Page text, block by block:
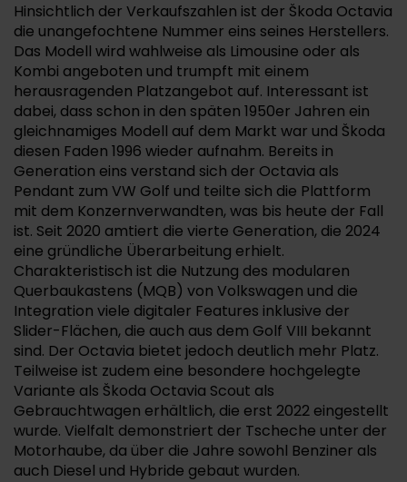
Hinsichtlich der Verkaufszahlen ist der Škoda Octavia
die unangefochtene Nummer eins seines Herstellers.
Das Modell wird wahlweise als Limousine oder als
Kombi angeboten und trumpft mit einem
herausragenden Platzangebot auf. Interessant ist
dabei, dass schon in den späten 1950er Jahren ein
gleichnamiges Modell auf dem Markt war und Škoda
diesen Faden 1996 wieder aufnahm. Bereits in
Generation eins verstand sich der Octavia als
Pendant zum VW Golf und teilte sich die Plattform
mit dem Konzernverwandten, was bis heute der Fall
ist. Seit 2020 amtiert die vierte Generation, die 2024
eine gründliche Überarbeitung erhielt.
Charakteristisch ist die Nutzung des modularen
Querbaukastens (MQB) von Volkswagen und die
Integration viele digitaler Features inklusive der
Slider-Flächen, die auch aus dem Golf VIII bekannt
sind. Der Octavia bietet jedoch deutlich mehr Platz.
Teilweise ist zudem eine besondere hochgelegte
Variante als Škoda Octavia Scout als
Gebrauchtwagen erhältlich, die erst 2022 eingestellt
wurde. Vielfalt demonstriert der Tscheche unter der
Motorhaube, da über die Jahre sowohl Benziner als
auch Diesel und Hybride gebaut wurden.